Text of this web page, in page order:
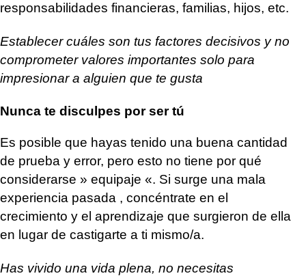
responsabilidades financieras, familias, hijos, etc.
Establecer cuáles son tus factores decisivos y no
comprometer valores importantes solo para
impresionar a alguien que te gusta
Nunca te disculpes por ser tú
Es posible que hayas tenido una buena cantidad
de prueba y error, pero esto no tiene por qué
considerarse » equipaje «. Si surge una mala
experiencia pasada , concéntrate en el
crecimiento y el aprendizaje que surgieron de ella
en lugar de castigarte a ti mismo/a.
Has vivido una vida plena, no necesitas